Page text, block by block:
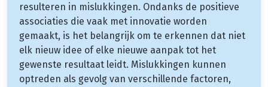
resulteren in mislukkingen. Ondanks de positieve
associaties die vaak met innovatie worden
gemaakt, is het belangrijk om te erkennen dat niet
elk nieuw idee of elke nieuwe aanpak tot het
gewenste resultaat leidt. Mislukkingen kunnen
optreden als gevolg van verschillende factoren,